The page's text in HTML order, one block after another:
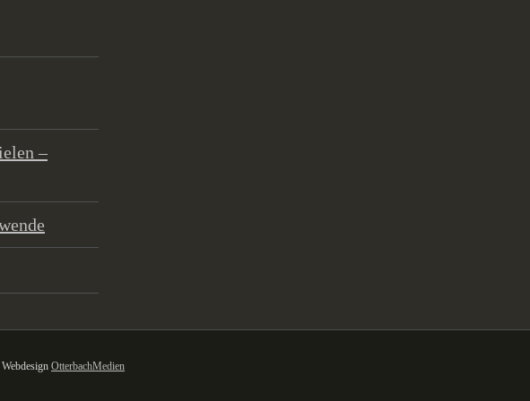
–
OtterbachMedien